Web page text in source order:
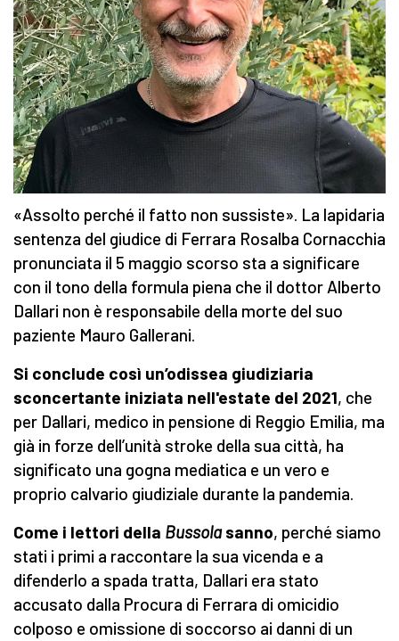
«Assolto perché il fatto non sussiste». La lapidaria
sentenza del giudice di Ferrara Rosalba Cornacchia
pronunciata il 5 maggio scorso sta a significare
con il tono della formula piena che il dottor Alberto
Dallari non è responsabile della morte del suo
paziente Mauro Gallerani.
Si conclude così un’odissea giudiziaria
sconcertante iniziata nell'estate del 2021, che
per Dallari, medico in pensione di Reggio Emilia, ma
già in forze dell’unità stroke della sua città, ha
significato una gogna mediatica e un vero e
proprio calvario giudiziale durante la pandemia.
Come i lettori della Bussolasanno, perché siamo
stati i primi a raccontare la sua vicenda e a
difenderlo a spada tratta, Dallari era stato
accusato dalla Procura di Ferrara di omicidio
colposo e omissione di soccorso ai danni di un